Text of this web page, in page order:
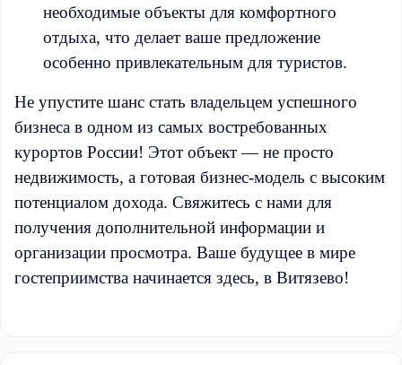
необходимые объекты для комфортного
отдыха, что делает ваше предложение
особенно привлекательным для туристов.
Не упустите шанс стать владельцем успешного
бизнеса в одном из самых востребованных
курортов России! Этот объект — не просто
недвижимость, а готовая бизнес-модель с высоким
потенциалом дохода. Свяжитесь с нами для
получения дополнительной информации и
организации просмотра. Ваше будущее в мире
гостеприимства начинается здесь, в Витязево!